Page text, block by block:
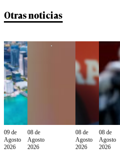
Otras noticias
09 de
Agosto
2026
08 de
Agosto
2026
08 de
Agosto
2026
08 de
Agosto
2026